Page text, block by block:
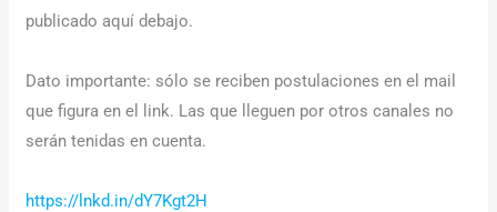
publicado aquí debajo.
Dato importante: sólo se reciben postulaciones en el mail
que figura en el link. Las que lleguen por otros canales no
serán tenidas en cuenta.
https://lnkd.in/dY7Kgt2H